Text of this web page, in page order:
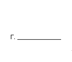
г.
«___»